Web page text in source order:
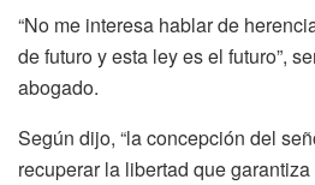
“No me interesa hablar de
de futuro y esta ley es el futuro”,
abogado.
Según dijo, “la concepción del
recuperar la libertad que